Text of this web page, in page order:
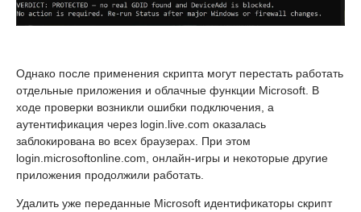
Однако после применения скрипта могут перестать работать
отдельные приложения и облачные функции Microsoft. В
ходе проверки возникли ошибки подключения, а
аутентификация через login.live.com оказалась
заблокирована во всех браузерах. При этом
login.microsoftonline.com, онлайн-игры и некоторые другие
приложения продолжили работать.
Удалить уже переданные Microsoft идентификаторы скрипт